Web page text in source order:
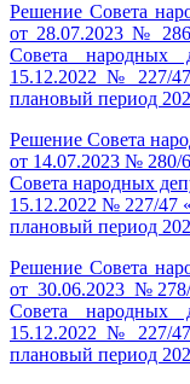
Решение Совета
от 28.07.2023 №
Совета народных
15.12.2022 № 227/
плановый период
Решение Совета
от 14.07.2023 № 280/
Совета народных
15.12.2022 № 227/47
плановый период
Решение Совета
от 30.06.2023
Совета народных
15.12.2022 № 227/
плановый период